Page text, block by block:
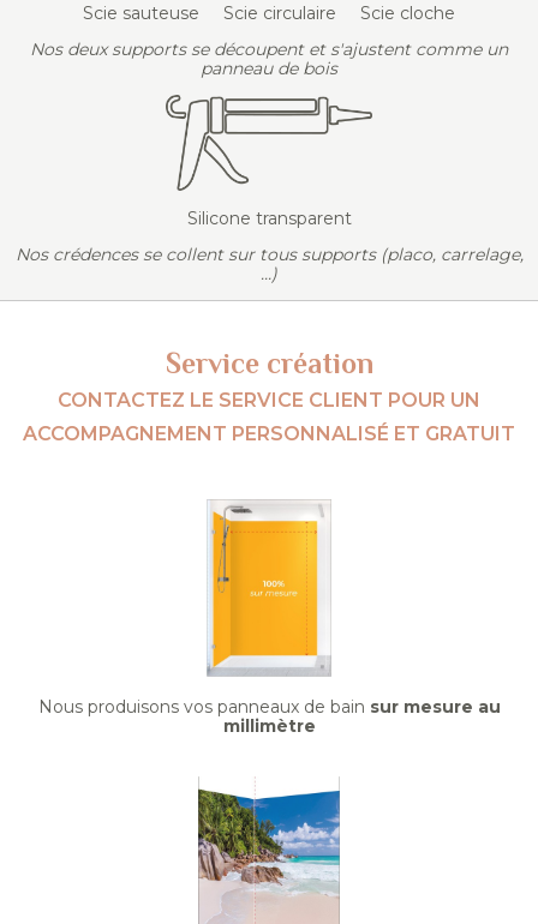
Scie sauteuse Scie circulaire
Scie cloche
Nos deux supports se découpent et s'ajustent comme un
panneau de bois
Silicone transparent
Nos crédences se collent sur tous supports (placo, carrelage,
...)
Service création
CONTACTEZ LE SERVICE CLIENT POUR UN
ACCOMPAGNEMENT PERSONNALISÉ ET GRATUIT
Nous produisons vos panneaux de bain sur mesure au
millimètre